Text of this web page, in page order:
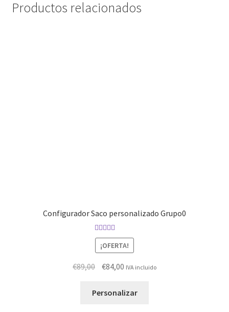
Productos relacionados
Configurador Saco personalizado Grupo0
Valorado con
5.00de 5
¡OFERTA!
€89,00
El
original
€84,00El
actual
IVA incluido
Personalizar